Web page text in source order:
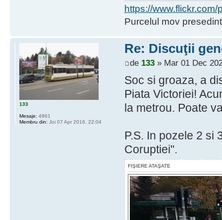
https://
Purcelul mov
Re: Discuţii
de 133» Mar 01 Dec
Soc si groaza, a
Piata Victoriei!
la metrou. Poate
P.S. In pozele 2 si
Coruptiei".
FIŞIERE ATAŞATE
133
Mesaje: 4861
Membru din: Joi 07 Apr 2016, 22:04